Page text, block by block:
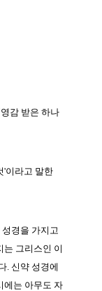
감 받은 하나
'이라고 말한
경을 가지고
는 그리스인 이
. 신약 성경에
에는 아무도 자